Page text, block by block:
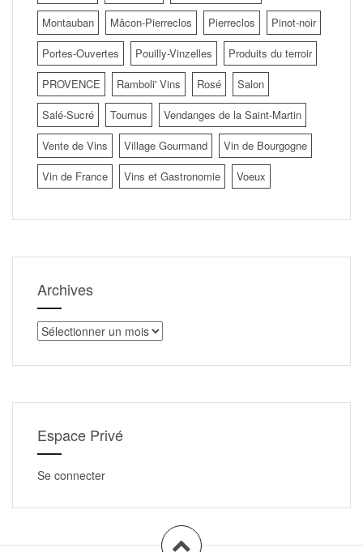
Montauban
Mâcon-Pierreclos Pierreclos
Pinot-noir
Portes-Ouvertes
Pouilly-Vinzelles
Produits du terroir
PROVENCE
Ramboli' Vins Rosé
Salon
Salé-Sucré
Tournus
Vendanges de la Saint-Martin
Vente de Vins
Village Gourmand
Vin de Bourgogne
Vin de France
Vins et Gastronomie Voeux
Archives
Archives
Espace Privé
Se connecter